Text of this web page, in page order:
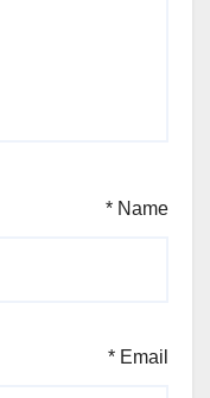
Name
*
Email
*